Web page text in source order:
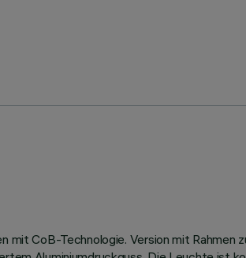
CoB-Technologie. Version mit